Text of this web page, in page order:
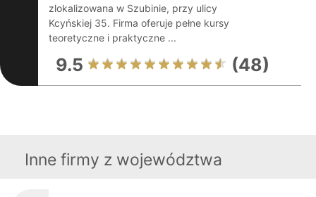
zlokalizowana w Szubinie, przy ulicy
Kcyńskiej 35. Firma oferuje pełne kursy
teoretyczne i praktyczne ...
9.5 (48)
Inne firmy z województwa